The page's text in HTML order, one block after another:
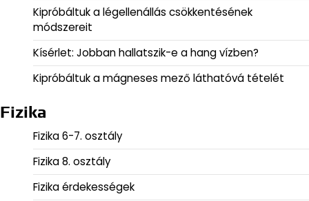
Kipróbáltuk a légellenállás csökkentésének
módszereit
Kísérlet: Jobban hallatszik-e a hang vízben?
Kipróbáltuk a mágneses mező láthatóvá tételét
Fizika
Fizika 6-7. osztály
Fizika 8. osztály
Fizika érdekességek